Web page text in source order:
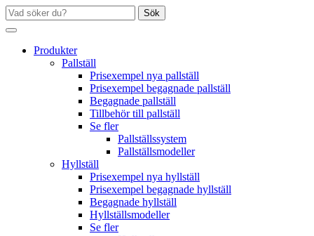
Sök
Produkter
Pallställ
Prisexempel nya pallställ
Prisexempel begagnade pallställ
Begagnade pallställ
Tillbehör till pallställ
Se fler
Pallställssystem
Pallställsmodeller
Hyllställ
Prisexempel nya hyllställ
Prisexempel begagnade hyllställ
Begagnade hyllställ
Hyllställsmodeller
Se fler